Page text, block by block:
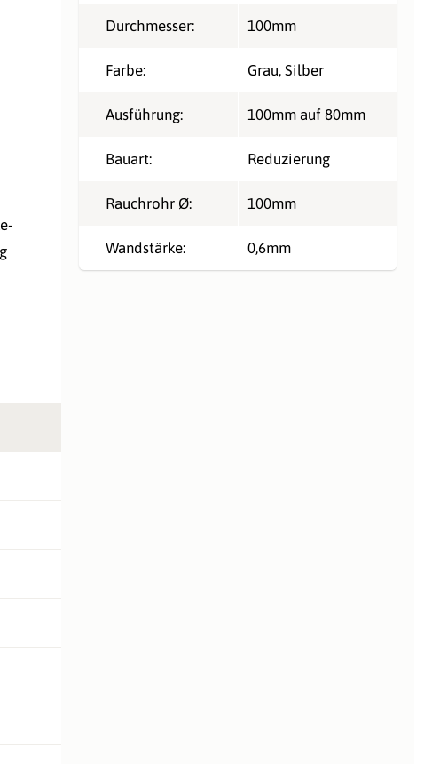
Durchmesser: 100mm
Farbe: Grau, Silber
Ausführung: 100mm auf 80mm
Bauart: Reduzierung
Rauchrohr Ø: 100mm
Wandstärke: 0,6mm